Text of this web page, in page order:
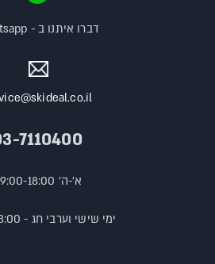
7110400
א'-ה' 09:00-18:00
ימי שישי וערבי חג - 09:00-13:00
דברו איתנו ב - Whatsapp